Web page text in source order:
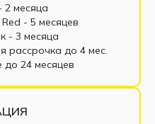
2 месяца
- 5 месяцев
- 3 месяца
рассрочка до 4 мес.
до 24 месяцев